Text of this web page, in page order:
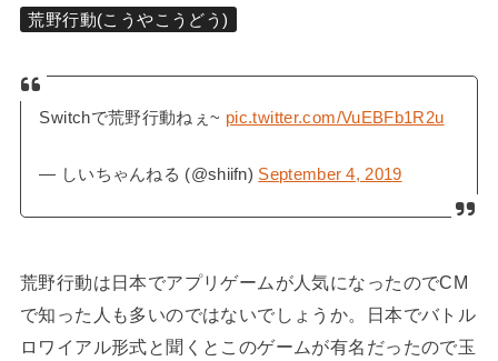
荒野行動(こうやこうどう)
Switchで荒野行動ねぇ~ pic.twitter.com/VuEBFb1R2u
— しいちゃんねる (@shiifn) September 4, 2019
荒野行動は日本でアプリゲームが人気になったのでCM
で知った人も多いのではないでしょうか。日本でバトル
ロワイアル形式と聞くとこのゲームが有名だったので玉